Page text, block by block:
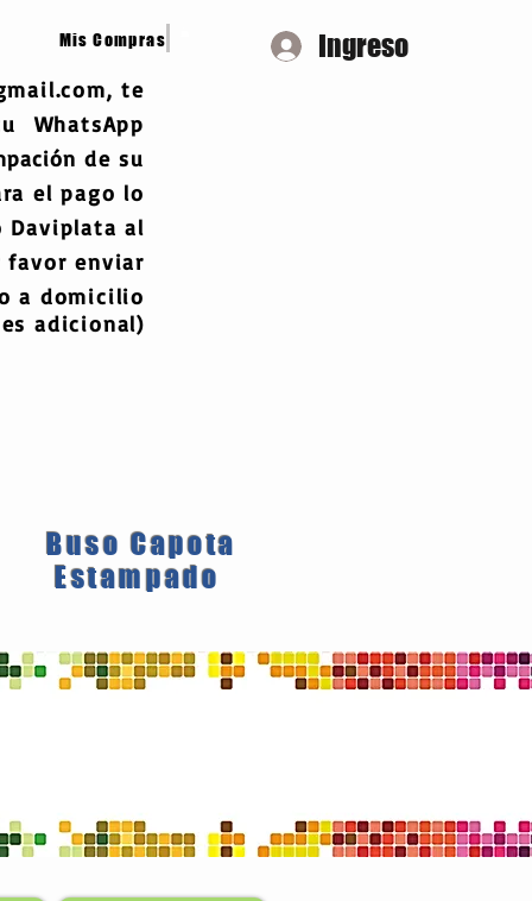
Mis Compras Ingreso
, te
WhatsApp
de su
el pago lo
Daviplata al
favor enviar
a domicilio
adicional)
Buso Capota
Estampado